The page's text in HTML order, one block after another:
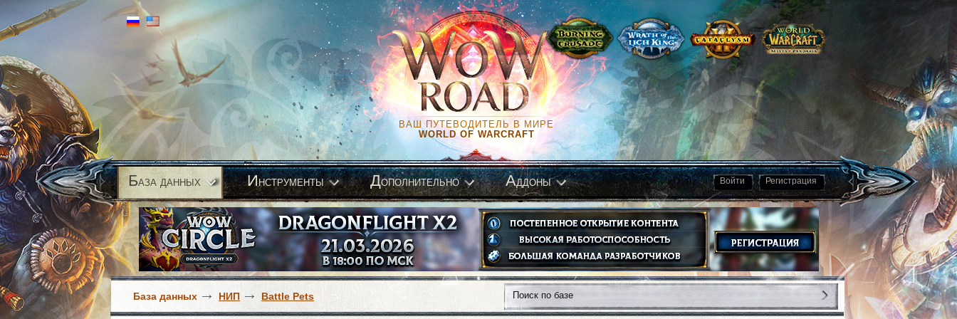
ВАШ ПУТЕВОДИТЕЛЬ В МИРЕ
WORLD OF WARCRAFT
Войти Регистрация
База данных Инструменты Дополнительно Аддоны
База данных НИП Battle Pets